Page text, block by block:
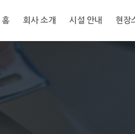
홈 회사 소개 시설 안내 현장